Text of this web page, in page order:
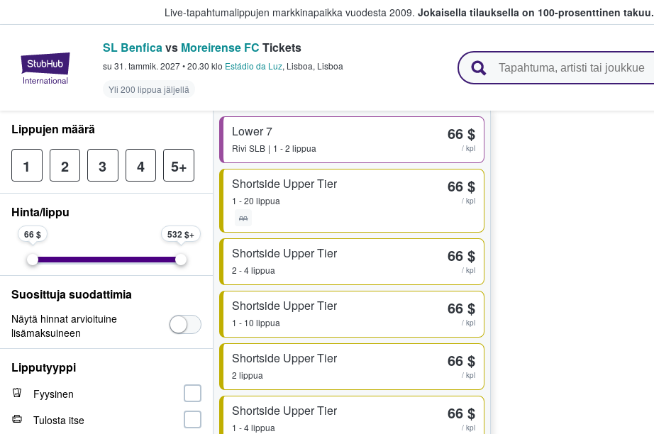
Live-tapahtumalippujen markkinapaikka vuodesta 2009. Jokaisella tilauksella on 100-prosenttinen takuu.
StubHub - missä fanit ostavat ja myyvät lippuja
SL Benficavs Moreirense FC Tickets
su 31. tammik. 2027•20.30 klo Estádio da Luz, Lisboa, Lisboa
Yli 200 lippua jäljellä
Lower 7
Rivi SLB 1 - 2 lippua
66 $
/ kpl
Shortside Upper Tier
1 - 20 lippua
66 $
/ kpl
Shortside Upper Tier
2 - 4 lippua
66 $
/ kpl
Shortside Upper Tier
1 - 10 lippua
66 $
/ kpl
Shortside Upper Tier
2 lippua
66 $
/ kpl
Shortside Upper Tier
1 - 4 lippua
66 $
/ kpl
Lippujen määrä
1 2 3 4 5+
Hinta/lippu
66 $ 532 $
Suosittuja suodattimia
Näytä hinnat arvioituine
lisämaksuineen
Lipputyyppi
Fyysinen
Tulosta itse